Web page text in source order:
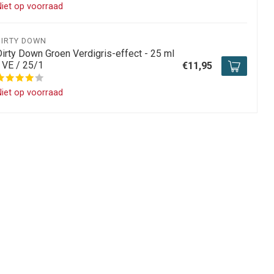
op voorraad
DOWN
Down Groen Verdigris-effect - 25 ml
/ 25/1
op voorraad
€11,95